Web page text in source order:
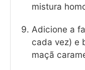
mistura
Adicione a
cada vez) e
maçã